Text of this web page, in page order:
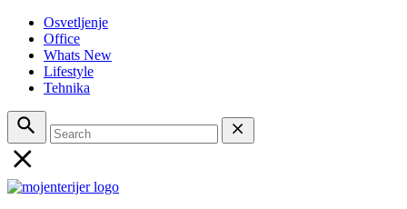
Osvetljenje
Office
Whats New
Lifestyle
Tehnika